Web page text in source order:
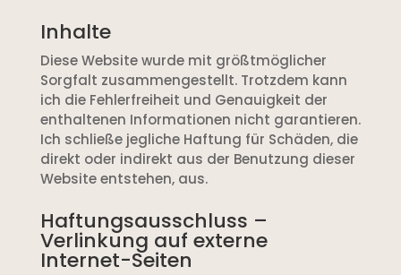
Inhalte
Diese Website wurde mit größtmöglicher
Sorgfalt zusammengestellt. Trotzdem kann
ich die Fehlerfreiheit und Genauigkeit der
enthaltenen Informationen nicht garantieren.
Ich schließe jegliche Haftung für Schäden, die
direkt oder indirekt aus der Benutzung dieser
Website entstehen, aus.
Haftungsausschluss –
Verlinkung auf externe
Internet-Seiten